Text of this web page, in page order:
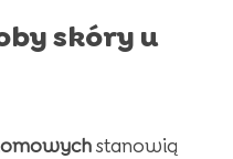
skóry u
stanowią